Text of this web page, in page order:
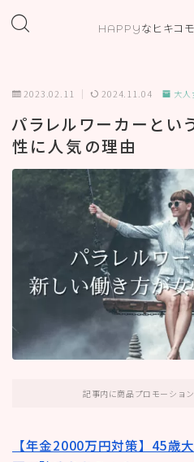
HAPPYなヒキコ
プロフィール
お問い合わせ
カテゴリー
2023.02.11 2024.11.04 大
パラレルワーカーとい
性に人気の理由
記事内に商品プロモーショ
【年金2000万円対策】45歳